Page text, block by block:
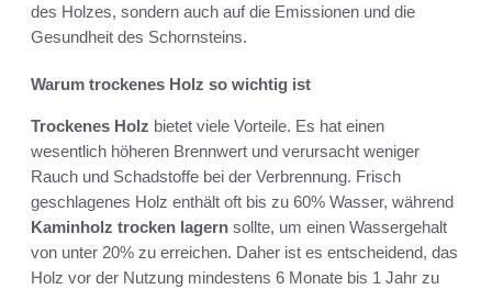
des Holzes, sondern auch auf die Emissionen und die
Gesundheit des Schornsteins.
Warum trockenes Holz so wichtig ist
Trockenes Holz bietet viele Vorteile. Es hat einen
wesentlich höheren Brennwert und verursacht weniger
Rauch und Schadstoffe bei der Verbrennung. Frisch
geschlagenes Holz enthält oft bis zu 60% Wasser, während
Kaminholz trocken lagern sollte, um einen Wassergehalt
von unter 20% zu erreichen. Daher ist es entscheidend, das
Holz vor der Nutzung mindestens 6 Monate bis 1 Jahr zu